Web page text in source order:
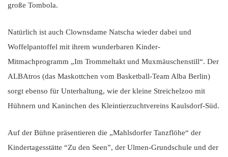
große Tombola.
Natürlich ist auch Clownsdame Natscha wieder dabei und
Woffelpantoffel mit ihrem wunderbaren Kinder-
Mitmachprogramm „Im Trommeltakt und Muxmäuschenstill“. Der
ALBAtros (das Maskottchen vom Basketball-Team Alba Berlin)
sorgt ebenso für Unterhaltung, wie der kleine Streichelzoo mit
Hühnern und Kaninchen des Kleintierzuchtvereins Kaulsdorf-Süd.
Auf der Bühne präsentieren die „Mahlsdorfer Tanzflöhe“ der
Kindertagesstätte “Zu den Seen”, der Ulmen-Grundschule und der